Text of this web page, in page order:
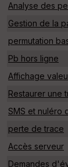
Analyse des
Gestion de la
permutation
Pb hors ligne
Affichage
Restaurer une
SMS et nuléro
perte de trace
Accès serveur
Demandes